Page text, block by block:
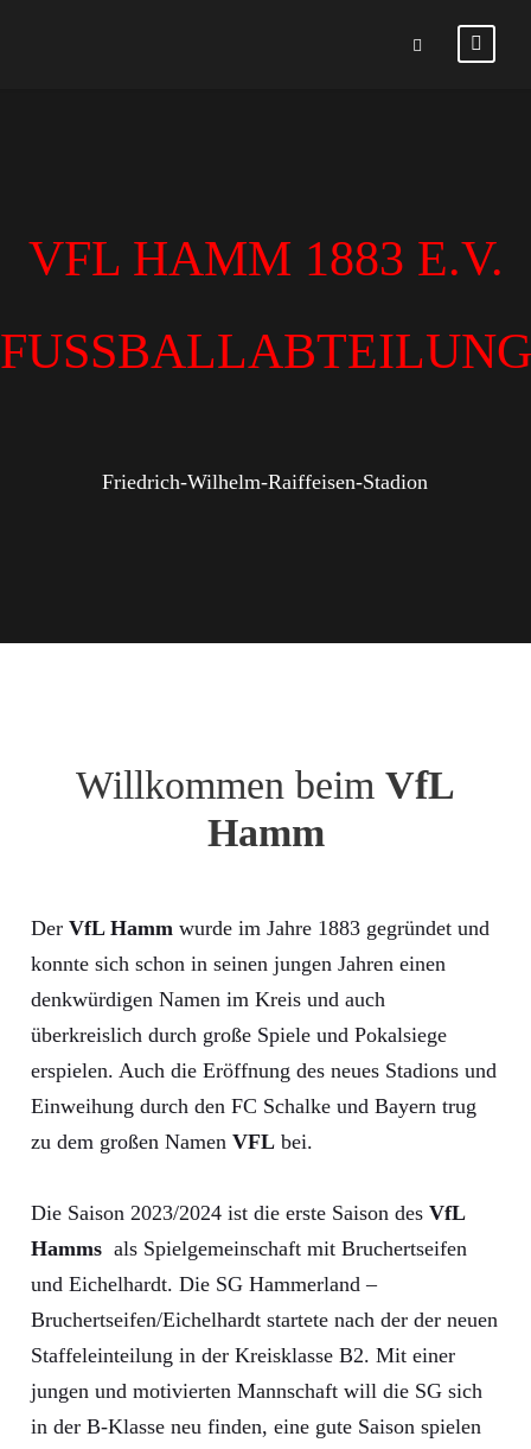
VFL HAMM 1883 E.V.
FUSSBALLABTEILUNG
Friedrich-Wilhelm-Raiffeisen-Stadion
Willkommen beim VfL
Hamm
Der VfL Hamm wurde im Jahre 1883 gegründet und
konnte sich schon in seinen jungen Jahren einen
denkwürdigen Namen im Kreis und auch
überkreislich durch große Spiele und Pokalsiege
erspielen. Auch die Eröffnung des neues Stadions und
Einweihung durch den FC Schalke und Bayern trug
zu dem großen Namen VFL bei.
Die Saison 2023/2024 ist die erste Saison des VfL
Hamms als Spielgemeinschaft mit Bruchertseifen
und Eichelhardt. Die SG Hammerland –
Bruchertseifen/Eichelhardt startete nach der der neuen
Staffeleinteilung in der Kreisklasse B2. Mit einer
jungen und motivierten Mannschaft will die SG sich
in der B-Klasse neu finden, eine gute Saison spielen